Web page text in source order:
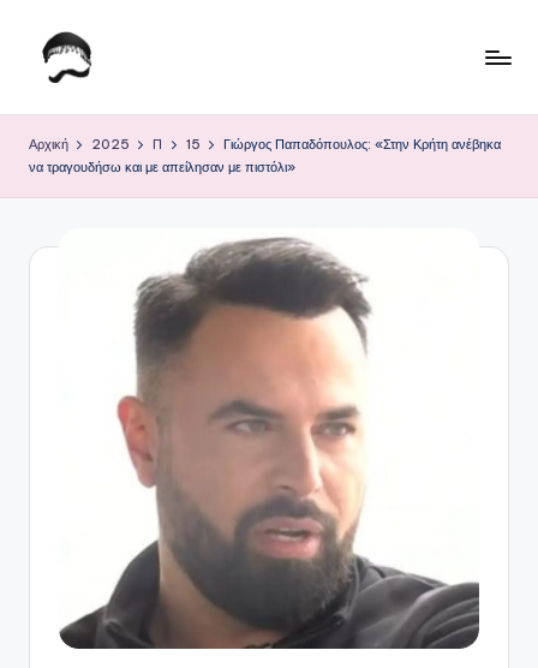
Μετάβαση
ο
Κ
Αρχική 2025 Π 15
Γιώργος Παπαδόπουλος: «Στην Κρήτη ανέβηκα
να τραγουδήσω και με απείλησαν με πιστόλι»